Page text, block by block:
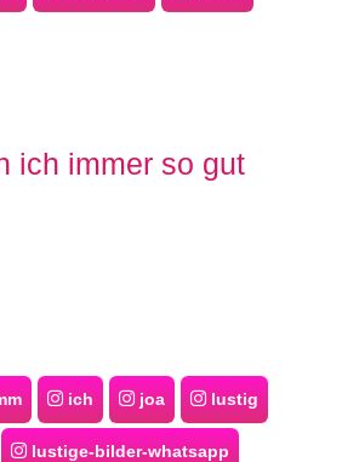
ich immer so gut
ich joa lustig
lustige-bilder-whatsapp